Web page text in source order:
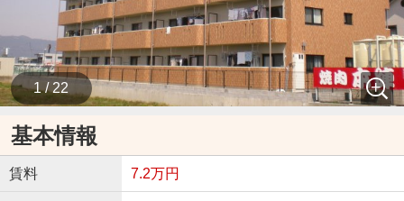
1 / 22
基本情報
賃料 7.2万円